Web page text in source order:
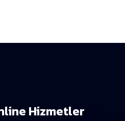
Hizmetler